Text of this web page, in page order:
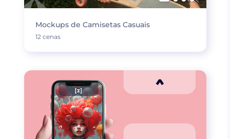
Mockups de Camisetas Casuais
12 cenas